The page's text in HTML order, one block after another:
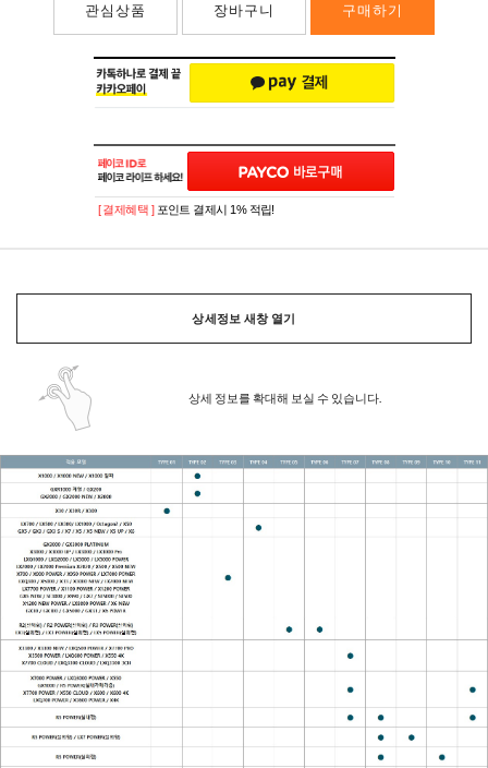
관심상품 장바구니 구매하기
페이코 ID로 페이
PAYCO 바로구매
[ 결제혜택 ] 포인트 결제시 1% 적립!
상세정보 새창 열기
상세 정보를 확대해 보실 수 있습니다.